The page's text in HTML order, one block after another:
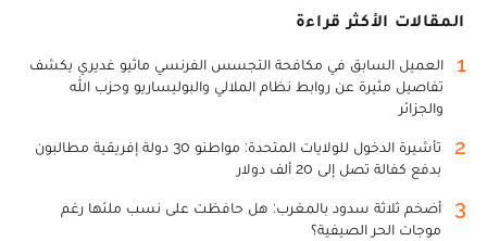
المقالات الأكثر قراءة
1
العميل السابق في مكافحة التجسس الفرنسي ماثيو غديري يكشف
تفاصيل مثيرة عن روابط نظام الملالي والبوليساريو وحزب الله
والجزائر
2
تأشيرة الدخول للولايات المتحدة: مواطنو 30 دولة إفريقية مطالبون
بدفع كفالة تصل إلى 20 ألف دولار
3
أضخم ثلاثة سدود بالمغرب: هل حافظت على نسب ملئها رغم
موجات الحر الصيفية؟